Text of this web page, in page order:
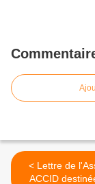
< Lettre de l'Association
ACCID